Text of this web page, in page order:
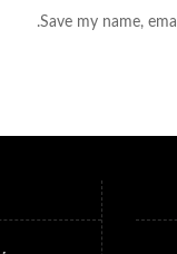
Save my name,